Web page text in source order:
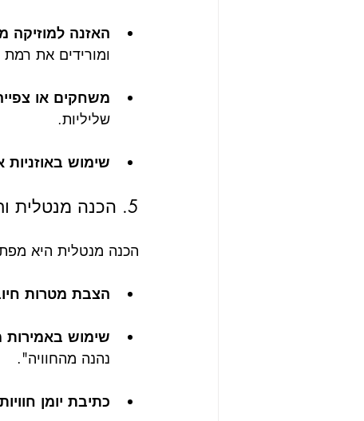
האזנה למוזיקה
ומורידים את
משחקים או
שליליות.
שימוש באוזניות
5. הכנה מנטלית וחשיבה חיובית
הכנה מנטלית היא
הצבת מטרות
שימוש באמירות
נהנה מהחוויה".
כתיבת יומן חוויות